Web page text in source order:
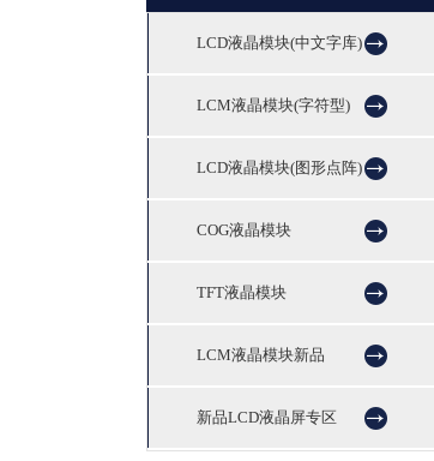
LCD液晶模块(中文字库)
LCM液晶模块(字符型)
LCD液晶模块(图形点阵)
COG液晶模块
TFT液晶模块
LCM液晶模块新品
新品LCD液晶屏专区